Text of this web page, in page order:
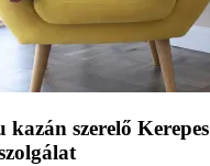
kazán szerelő Kerepes